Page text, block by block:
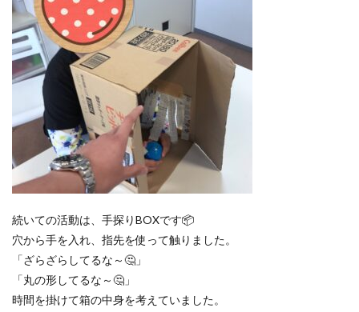
続いての活動は、手探りBOXです📦
穴から手を入れ、指先を使って触りました。
「ざらざらしてるな～🤔」
「丸の形してるな～🤔」
時間を掛けて箱の中身を考えていました。